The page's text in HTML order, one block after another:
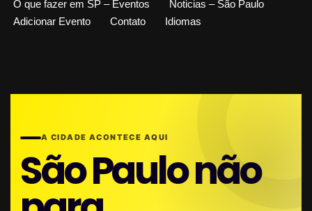
O que fazer em SP – Eventos
Noticias – São Paulo
Adicionar Evento
Contato Idiomas
A CIDADE ACONTECE AQUI
São Paulo não